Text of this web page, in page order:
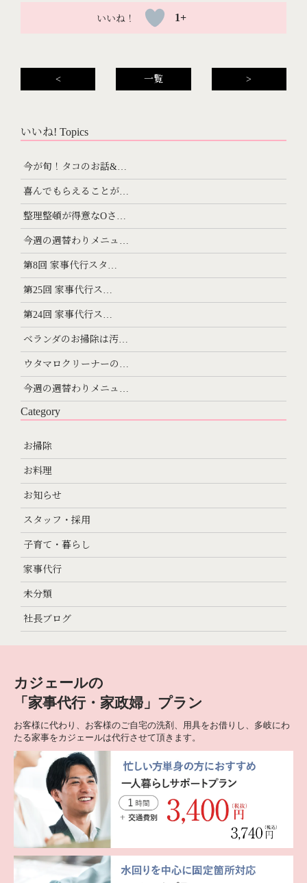
1+
< 一覧 >
いいね! Topics
今が旬！タコのお話&…
喜んでもらえることが…
整理整頓が得意なOさ…
今週の週替わりメニュ…
第8回 家事代行スタ…
第25回 家事代行ス…
第24回 家事代行ス…
ベランダのお掃除は汚…
ウタマロクリーナーの…
今週の週替わりメニュ…
Category
お掃除
お料理
お知らせ
スタッフ・採用
子育て・暮らし
家事代行
未分類
社長ブログ
カジェールの
「家事代行・家政婦」プラン
お客様に代わり、お客様のご自宅の洗剤、用具をお借りし、多岐にわ
たる家事をカジェールは代行させて頂きます。